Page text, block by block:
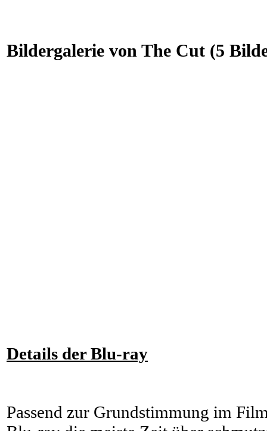
Bildergalerie von The Cut (5
Details der Blu-ray
Passend zur Grundstimmung im